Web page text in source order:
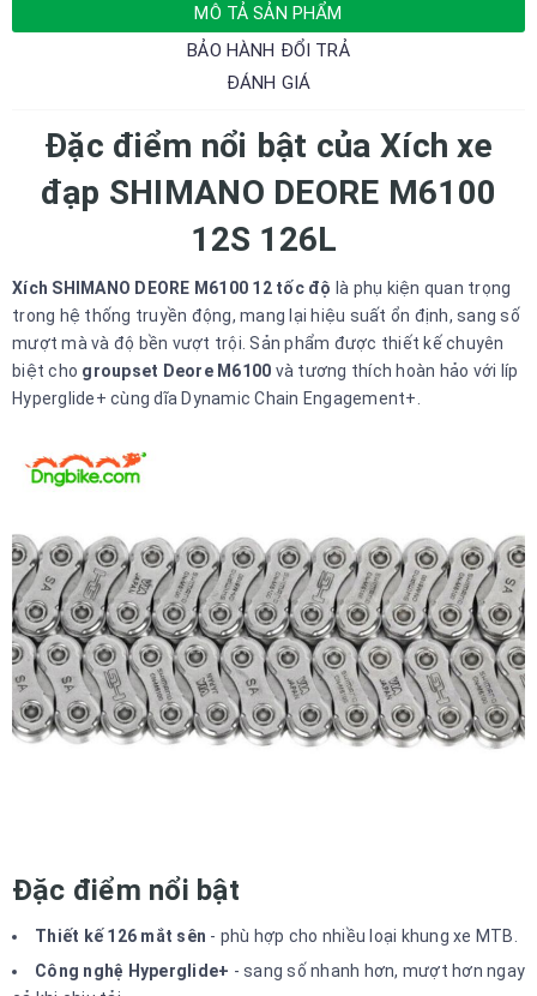
MÔ TẢ SẢN PHẨM
BẢO HÀNH ĐỔI TRẢ
ĐÁNH GIÁ
Đặc điểm nổi bật của Xích xe
đạp SHIMANO DEORE M6100
12S 126L
Xích SHIMANO DEORE M6100 12 tốc độ là phụ kiện quan trọng
trong hệ thống truyền động, mang lại hiệu suất ổn định, sang số
mượt mà và độ bền vượt trội. Sản phẩm được thiết kế chuyên
biệt cho groupset Deore M6100 và tương thích hoàn hảo với líp
Hyperglide+ cùng dĩa Dynamic Chain Engagement+.
Đặc điểm nổi bật
Thiết kế 126 mắt sên - phù hợp cho nhiều loại khung xe MTB.
Công nghệ Hyperglide+ - sang số nhanh hơn, mượt hơn ngay